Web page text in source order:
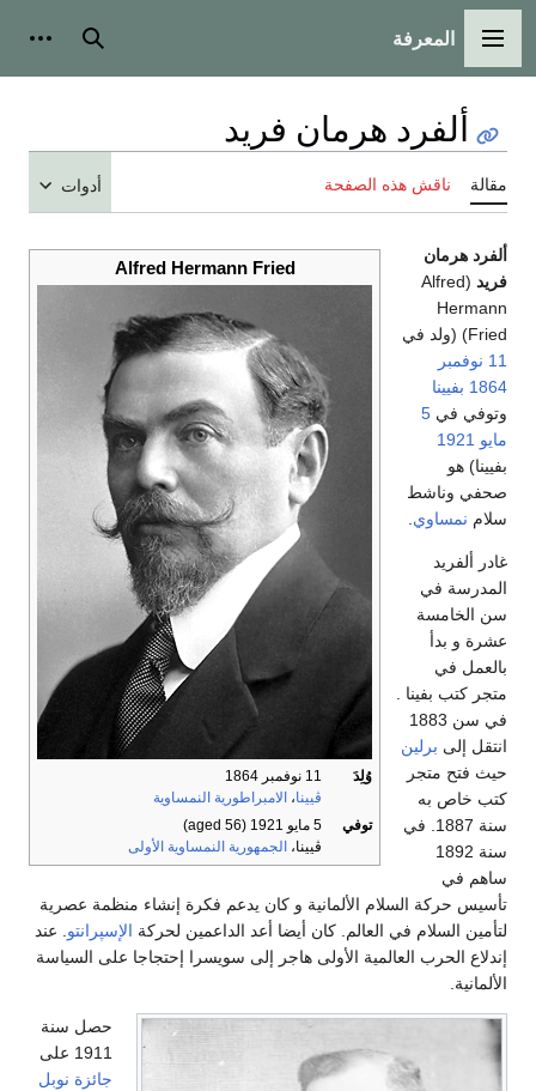
القائمة الرئيسية
المعرفة بحث
ألفرد هرمان فريد
مقالة ناقش هذه الصفحة أدوات
Alfred Hermann Fried
وُلِدَ
11 نوفمبر 1864
ڤيينا، الامبراطورية النمساوية
توفي
5 مايو 1921
(aged 56)
ڤيينا، الجمهورية النمساوية الأولى
ألفرد هرمان
فريد
(Alfred
Hermann
Fried) (ولد في
11 نوفمبر
1864 بفيينا
وتوفي في 5
مايو 1921
بفيينا) هو
صحفي وناشط
سلام نمساوي
غادر ألفريد
المدرسة في
سن الخامسة
عشرة و بدأ
بالعمل في
متجر كتب بفينا .
في سن 1883
انتقل إلى برلين
حيث فتح متجر
كتب خاص به
سنة 1887. في
سنة 1892
ساهم في
تأسيس حركة السلام الألمانية و كان يدعم فكرة إنشاء منظمة عصرية
لتأمين السلام في العالم. كان أيضا أعد الداعمين لحركة الإسپرانتو . عند
إندلاع الحرب العالمية الأولى هاجر إلى سويسرا إحتجاجا على السياسة
الألمانية.
حصل سنة
1911 على
جائزة نوبل